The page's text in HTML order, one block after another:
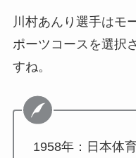
川村あんり選手はモ
ポーツコースを選択
すね。
1958年：日本体